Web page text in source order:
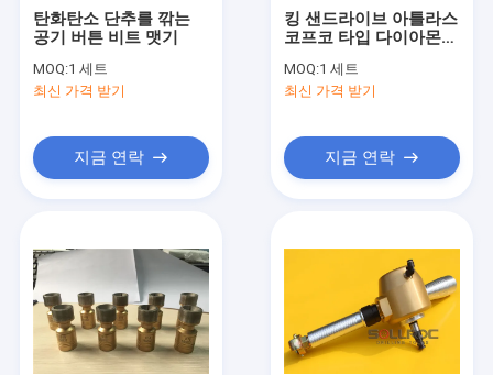
제품
우리에 대하여
공장 여행
탄화탄소 단추를 깎는
공기 버튼 비트 맷기
MOQ:1 세트
최신 가격 받기
지금 연락
킹 샌드라이브 아틀라스
코프코 타입 다이아몬드
MOQ:1 세트
최신 가격 받기
지금 연락